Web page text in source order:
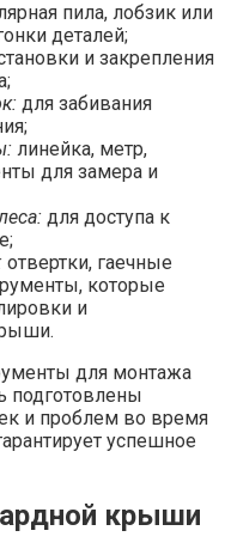
пила, лобзик или
деталей;
и закрепления
для забивания
линейка, метр,
для замера и
для доступа к
отвертки, гаечные
которые
и
для монтажа
и проблем во время
успешное
крыши